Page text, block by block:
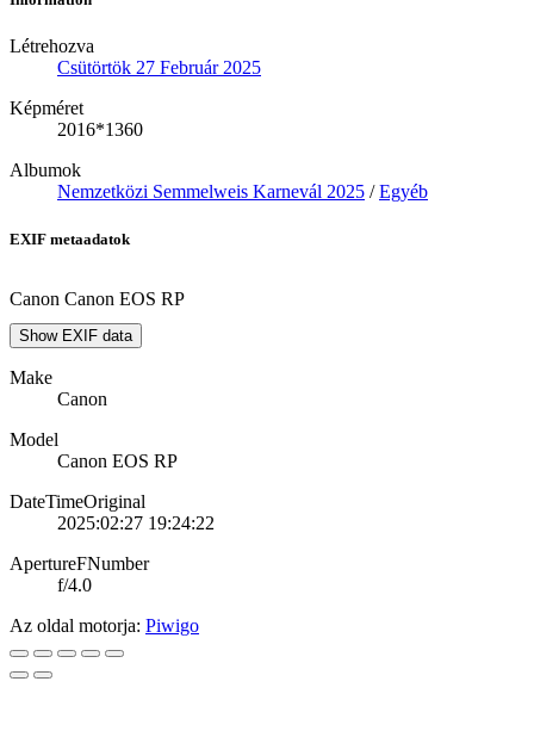
Létrehozva
Csütörtök 27 Február 2025
Képméret
2016*1360
Albumok
Nemzetközi Semmelweis Karnevál 2025 /Egyéb
EXIF metaadatok
Canon Canon EOS RP
Show EXIF data
Make
Canon
Model
Canon EOS RP
DateTimeOriginal
2025:02:27 19:24:22
ApertureFNumber
f/4.0
Az oldal motorja: Piwigo